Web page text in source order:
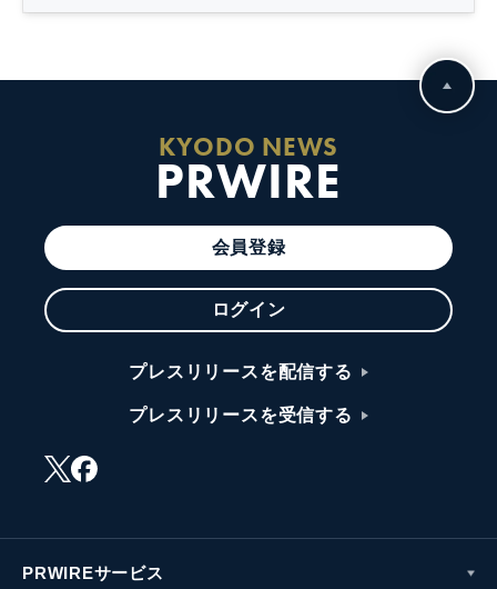
KYODO NEWS
PRWIRE
会員登録
ログイン
プレスリリースを配信する
プレスリリースを受信する
PRWIREサービス